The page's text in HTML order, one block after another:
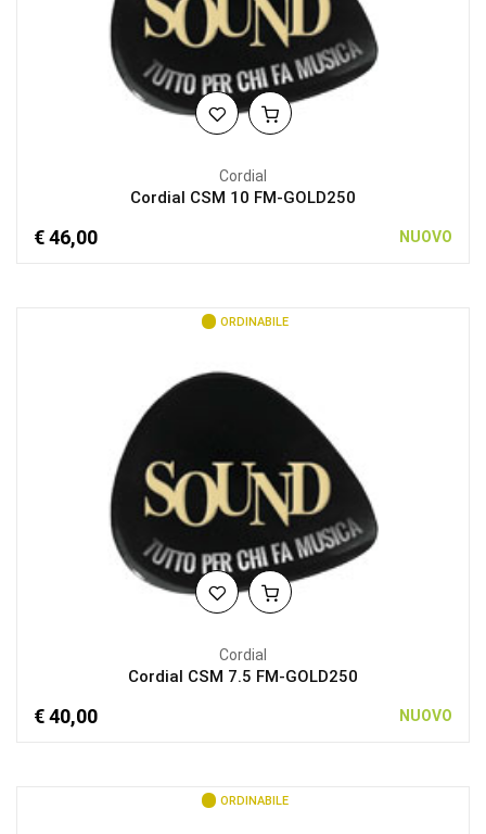
Cordial
Cordial CSM 10 FM-GOLD250
€ 46,00 NUOVO
ORDINABILE
Cordial
Cordial CSM 7.5 FM-GOLD250
€ 40,00 NUOVO
ORDINABILE